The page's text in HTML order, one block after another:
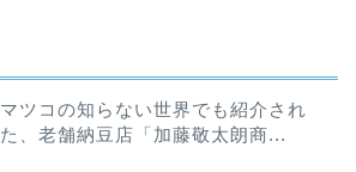
マツコの知らない世界でも紹介され
た、老舗納豆店「加藤敬太朗商...